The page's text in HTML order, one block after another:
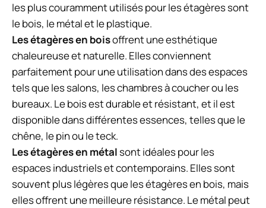
les plus couramment utilisés pour les étagères sont
le bois, le métal et le plastique.
Les étagères en boisoffrent une esthétique
chaleureuse et naturelle. Elles conviennent
parfaitement pour une utilisation dans des espaces
tels que les salons, les chambres à coucher ou les
bureaux. Le bois est durable et résistant, et il est
disponible dans différentes essences, telles que le
chêne, le pin ou le teck.
Les étagères en métalsont idéales pour les
espaces industriels et contemporains. Elles sont
souvent plus légères que les étagères en bois, mais
elles offrent une meilleure résistance. Le métal peut